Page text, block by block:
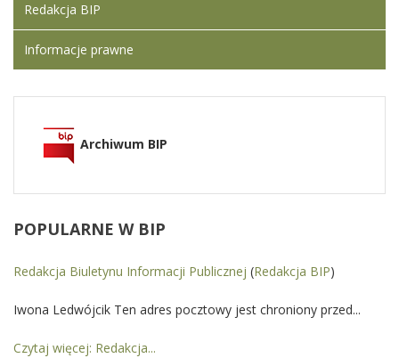
Redakcja BIP
Informacje prawne
Archiwum BIP
POPULARNE W BIP
Redakcja Biuletynu Informacji Publicznej (Redakcja BIP)
Iwona Ledwójcik Ten adres pocztowy jest chroniony przed...
Czytaj więcej: Redakcja...